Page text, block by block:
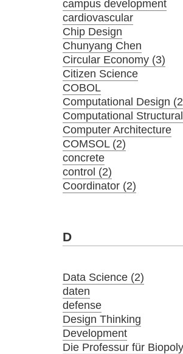
campus development
cardiovascular
Chip Design
Chunyang Chen
Circular Economy (3)
Citizen Science
COBOL
Computational Design
Computational
Computer Architecture
COMSOL (2)
concrete
control (2)
Coordinator (2)
D
Data Science (2)
daten
defense
Design Thinking
Development
Die Professur für